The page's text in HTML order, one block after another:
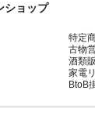
ショップ
特定
古物
酒類
家電
BtoB